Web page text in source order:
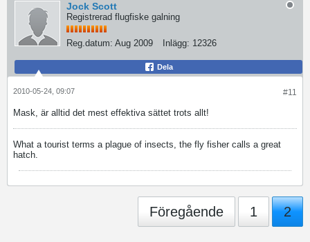
Jock Scott
Registrerad flugfiske galning
Reg.datum: Aug 2009 Inlägg: 12326
Dela
#11
2010-05-24, 09:07
Mask, är alltid det mest effektiva sättet trots allt!
What a tourist terms a plague of insects, the fly fisher calls a great
hatch.
Föregående 1 2